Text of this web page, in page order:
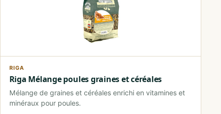
RIGA
Riga Mélange poules graines et céréales
Mélange de graines et céréales enrichi en vitamines et
minéraux pour poules.